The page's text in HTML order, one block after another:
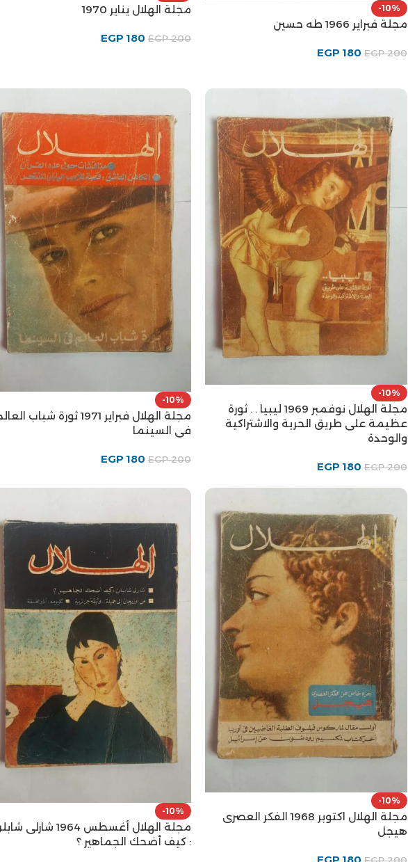
-10%
مجلة فبراير 1966 طه حسين
EGP200
EGP 180
مجلة الهلال يناير 1970
EGP200
EGP 180
-10%
مجلة الهلال نوفمبر 1969 ليبيا . . ثورة
عظيمة على طريق الحرية والاشتراكية
والوحدة
EGP200
EGP 180
-10%
مجلة الهلال فبراير 1971 ثورة شباب
فى السينما
EGP200
EGP 180
-10%
مجلة الهلال اكتوبر 1968 الفكر العصرى
هيجل
-10%
مجلة الهلال أغسطس 1964 شارلى
: كيف أضحك الجماهير ؟